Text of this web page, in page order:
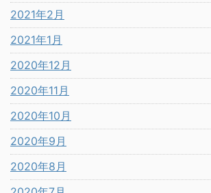
2021年2月
2021年1月
2020年12月
2020年11月
2020年10月
2020年9月
2020年8月